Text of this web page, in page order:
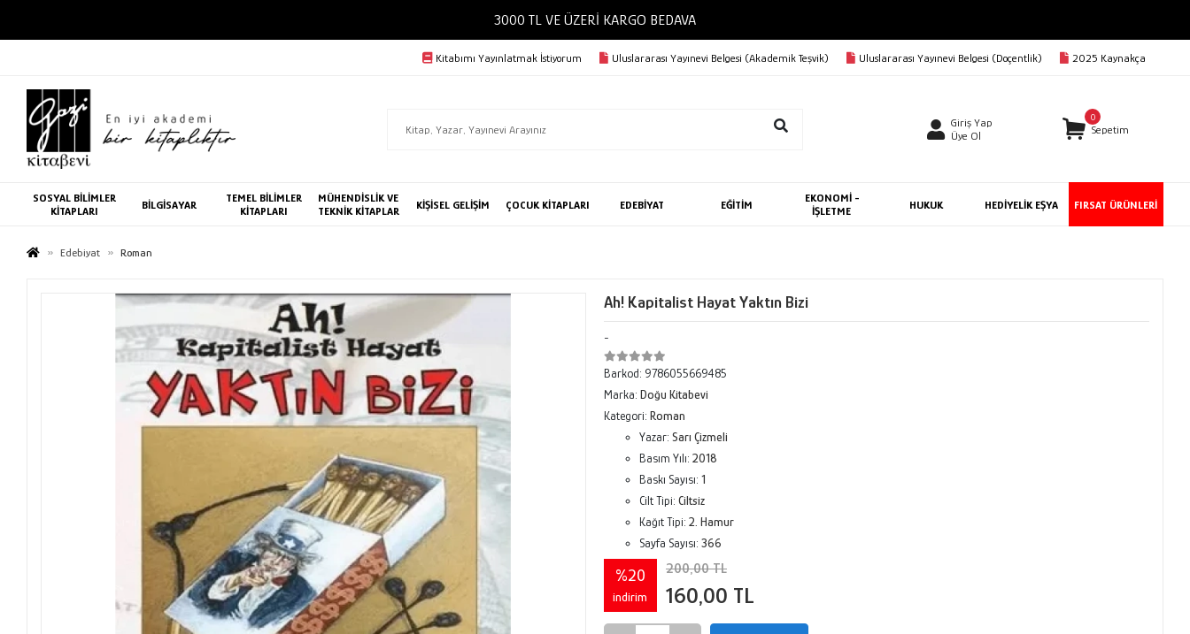
3000 TL VE ÜZERİ KARGO BEDAVA
Kitabımı Yayınlatmak İstiyorum Uluslararası Yayınevi Belgesi (Akademik Teşvik) Uluslararası Yayınevi Belgesi (Doçentlik) 2025 Kaynakça
Giriş Yap
Üye Ol
0
Sepetim
SOSYAL BİLİMLER
KİTAPLARI
BİLGİSAYAR
TEMEL BİLİMLER
KİTAPLARI
MÜHENDİSLİK VE
TEKNİK KİTAPLAR
KİŞİSEL GELİŞİM ÇOCUK KİTAPLARI EDEBİYAT EĞİTİM
EKONOMİ -
İŞLETME
HUKUK HEDİYELİK EŞYA FIRSAT ÜRÜNLERİ
Edebiyat Roman
Ah! Kapitalist Hayat Yaktın Bizi
-
Barkod: 9786055669485
Marka: Doğu Kitabevi
Kategori: Roman
Yazar: Sarı Çizmeli
Basım Yılı: 2018
Baskı Sayısı: 1
Cilt Tipi: Ciltsiz
Kağıt Tipi: 2. Hamur
Sayfa Sayısı: 366
%20
indirim
200,00 TL
160,00 TL